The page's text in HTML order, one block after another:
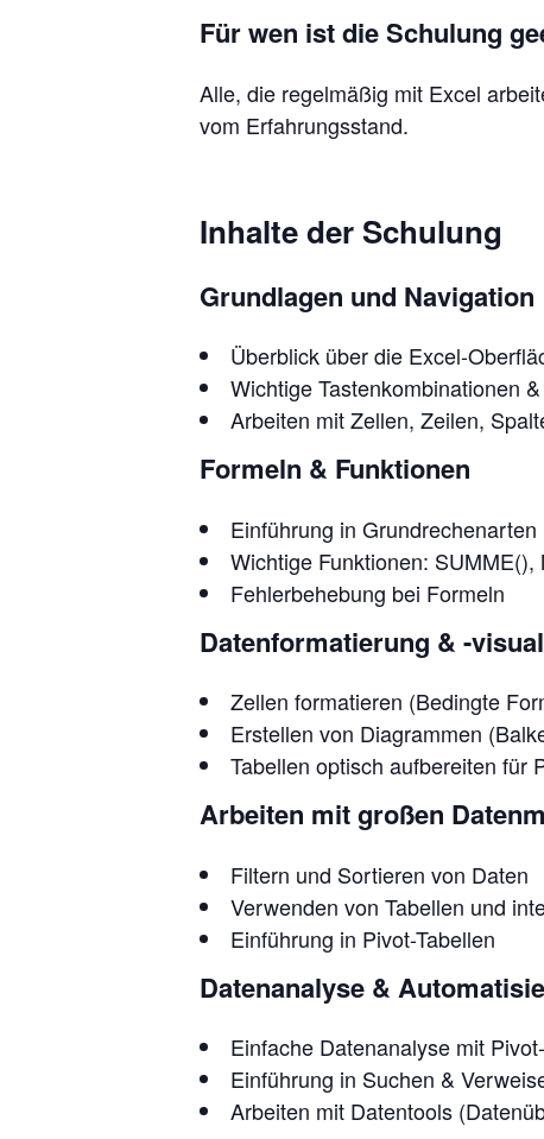
Für wen ist die Schulung
Alle, die regelmäßig mit Excel
vom Erfahrungsstand.
Inhalte der Schulung
Grundlagen und Navigation
Überblick über die Excel-
Wichtige Tastenkombinationen
Arbeiten mit Zellen, Zeilen,
Formeln & Funktionen
Einführung in
Wichtige Funktionen:
Fehlerbehebung bei Formeln
Datenformatierung & -
Zellen formatieren (Bedingte
Erstellen von Diagrammen
Tabellen optisch aufbereiten für
Arbeiten mit großen
Filtern und Sortieren von Daten
Verwenden von Tabellen und
Einführung in Pivot-Tabellen
Datenanalyse &
Einfache Datenanalyse mit
Einführung in Suchen &
Arbeiten mit Datentools